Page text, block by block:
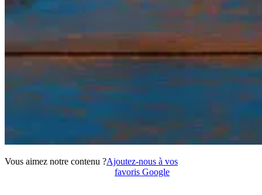
Vous aimez notre contenu ?Ajoutez-nous à vos
favoris Google